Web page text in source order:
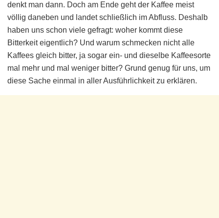
denkt man dann. Doch am Ende geht der Kaffee meist
völlig daneben und landet schließlich im Abfluss. Deshalb
haben uns schon viele gefragt: woher kommt diese
Bitterkeit eigentlich? Und warum schmecken nicht alle
Kaffees gleich bitter, ja sogar ein- und dieselbe Kaffeesorte
mal mehr und mal weniger bitter? Grund genug für uns, um
diese Sache einmal in aller Ausführlichkeit zu erklären.